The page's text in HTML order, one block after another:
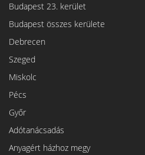
Budapest 23. kerület
Budapest összes kerülete
Debrecen
Szeged
Miskolc
Pécs
Győr
Adótanácsadás
Anyagért házhoz megy